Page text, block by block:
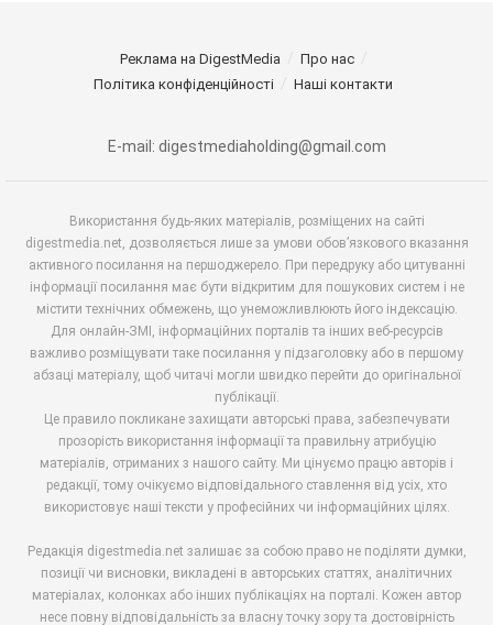
Реклама на DigestMedia
Про нас
Політика конфіденційності
Наші контакти
E-mail: digestmediaholding@gmail.com
Використання будь-яких матеріалів, розміщених на сайті
digestmedia.net, дозволяється лише за умови обов’язкового вказання
активного посилання на першоджерело. При передруку або цитуванні
інформації посилання має бути відкритим для пошукових систем і не
містити технічних обмежень, що унеможливлюють його індексацію.
Для онлайн-ЗМІ, інформаційних порталів та інших веб-ресурсів
важливо розміщувати таке посилання у підзаголовку або в першому
абзаці матеріалу, щоб читачі могли швидко перейти до оригінальної
публікації.
Це правило покликане захищати авторські права, забезпечувати
прозорість використання інформації та правильну атрибуцію
матеріалів, отриманих з нашого сайту. Ми цінуємо працю авторів і
редакції, тому очікуємо відповідального ставлення від усіх, хто
використовує наші тексти у професійних чи інформаційних цілях.
Редакція digestmedia.net залишає за собою право не поділяти думки,
позиції чи висновки, викладені в авторських статтях, аналітичних
матеріалах, колонках або інших публікаціях на порталі. Кожен автор
несе повну відповідальність за власну точку зору та достовірність